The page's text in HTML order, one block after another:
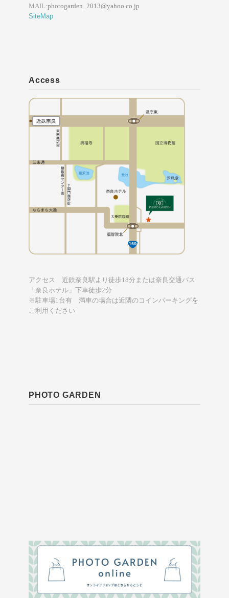
MAIL:photogarden_2013@yahoo.co.jp
SiteMap
Access
アクセス 近鉄奈良駅より徒歩18分または奈良交通バス
「奈良ホテル」下車徒歩2分
※駐車場1台有 満車の場合は近隣のコインパーキングを
ご利用ください
PHOTO GARDEN